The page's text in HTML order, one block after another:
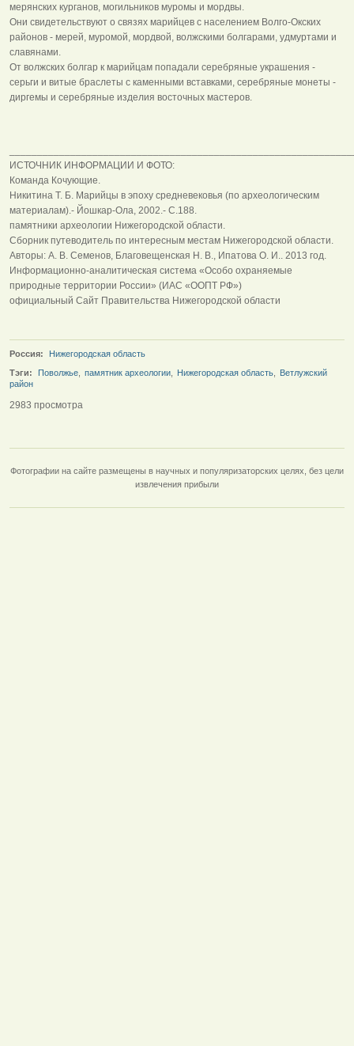
мерянских курганов, могильников муромы и мордвы.
Они свидетельствуют о связях марийцев с населением Волго-Окских
районов - мерей, муромой, мордвой, волжскими болгарами, удмуртами и
славянами.
От волжских болгар к марийцам попадали серебряные украшения -
серьги и витые браслеты с каменными вставками, серебряные монеты -
диргемы и серебряные изделия восточных мастеров.
ИСТОЧНИК ИНФОРМАЦИИ И ФОТО:
Команда Кочующие.
Никитина Т. Б. Марийцы в эпоху средневековья (по археологическим
материалам).- Йошкар-Ола, 2002.- С.188.
памятники археологии Нижегородской области.
Сборник путеводитель по интересным местам Нижегородской области.
Авторы: А. В. Семенов, Благовещенская Н. В., Ипатова О. И.. 2013 год.
Информационно-аналитическая система «Особо охраняемые
природные территории России» (ИАС «ООПТ РФ»)
официальный Сайт Правительства Нижегородской области
Россия:
Нижегородская область
Тэги:
Поволжье памятник археологии Нижегородская область
Ветлужский
район
2983 просмотра
Фотографии на сайте размещены в научных и популяризаторских целях, без цели
извлечения прибыли